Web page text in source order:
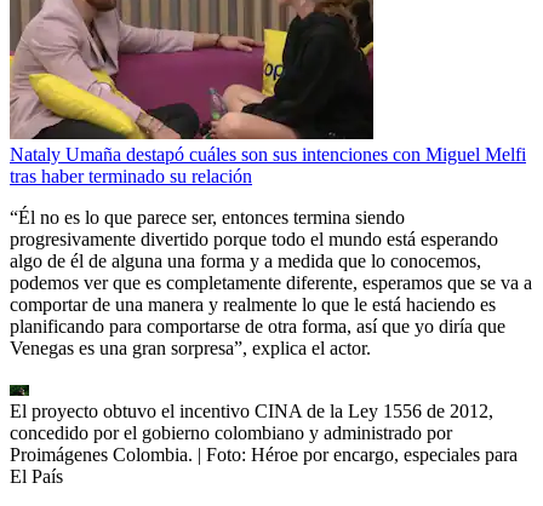
Nataly Umaña destapó cuáles son sus intenciones con Miguel Melfi
tras haber terminado su relación
“Él no es lo que parece ser, entonces termina siendo
progresivamente divertido porque todo el mundo está esperando
algo de él de alguna una forma y a medida que lo conocemos,
podemos ver que es completamente diferente, esperamos que se va a
comportar de una manera y realmente lo que le está haciendo es
planificando para comportarse de otra forma, así que yo diría que
Venegas es una gran sorpresa”, explica el actor.
El proyecto obtuvo el incentivo CINA de la Ley 1556 de 2012,
concedido por el gobierno colombiano y administrado por
Proimágenes Colombia. | Foto: Héroe por encargo, especiales para
El País